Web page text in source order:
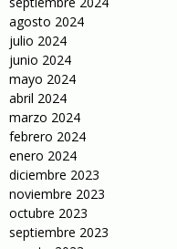
agosto 2024
julio 2024
junio 2024
mayo 2024
abril 2024
marzo 2024
febrero 2024
enero 2024
diciembre 2023
noviembre 2023
octubre 2023
septiembre 2023